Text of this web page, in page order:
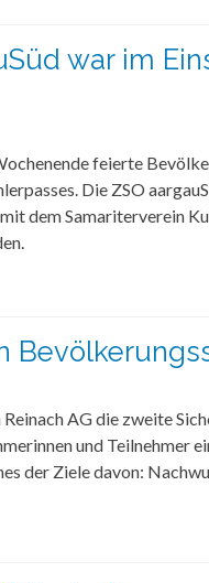
war im
feierte
Die ZSO
dem Samariterverein
AG die zweite
und Teilnehmer
der Ziele davon: